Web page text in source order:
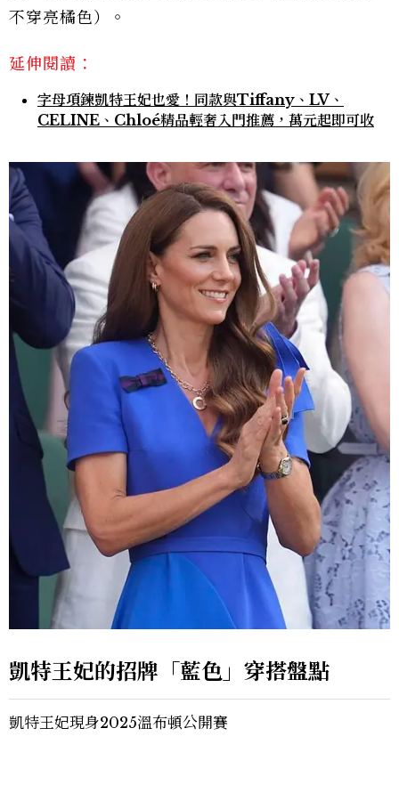
不穿亮橘色）。
延伸閱讀：
字母項鍊凱特王妃也愛！同款與Tiffany、LV、
CELINE、Chloé精品輕奢入門推薦，萬元起即可收
凱特王妃的招牌「藍色」穿搭盤點
凱特王妃現身2025溫布頓公開賽